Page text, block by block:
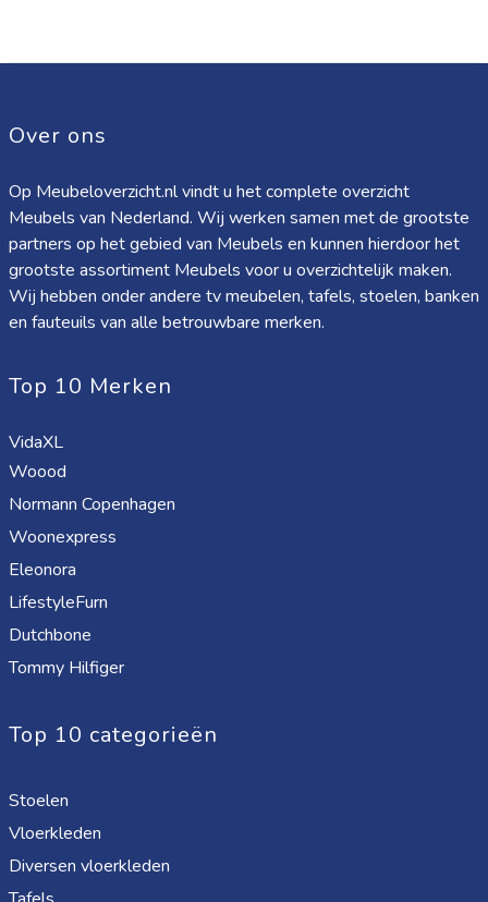
Over ons
Op Meubeloverzicht.nl vindt u het complete overzicht
Meubels van Nederland. Wij werken samen met de grootste
partners op het gebied van Meubels en kunnen hierdoor het
grootste assortiment Meubels voor u overzichtelijk maken.
Wij hebben onder andere tv meubelen, tafels, stoelen, banken
en fauteuils van alle betrouwbare merken.
Top 10 Merken
VidaXL
Woood
Normann Copenhagen
Woonexpress
Eleonora
LifestyleFurn
Dutchbone
Tommy Hilfiger
Top 10 categorieën
Stoelen
Vloerkleden
Diversen vloerkleden